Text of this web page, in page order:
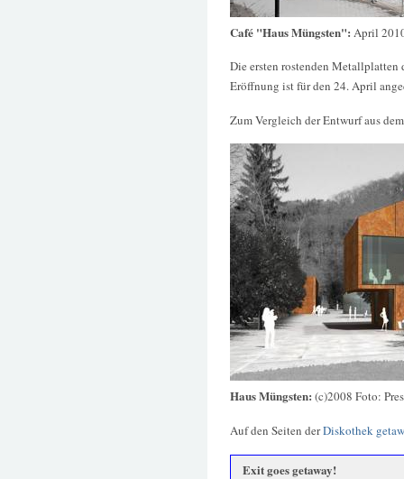
Café "Haus Müngsten": April
Die ersten rostenden
Eröffnung ist für den 24. April
Zum Vergleich der Entwurf aus
Haus Müngsten: (c)2008 Foto:
Auf den Seiten derDiskothek
Exit goes getaway!